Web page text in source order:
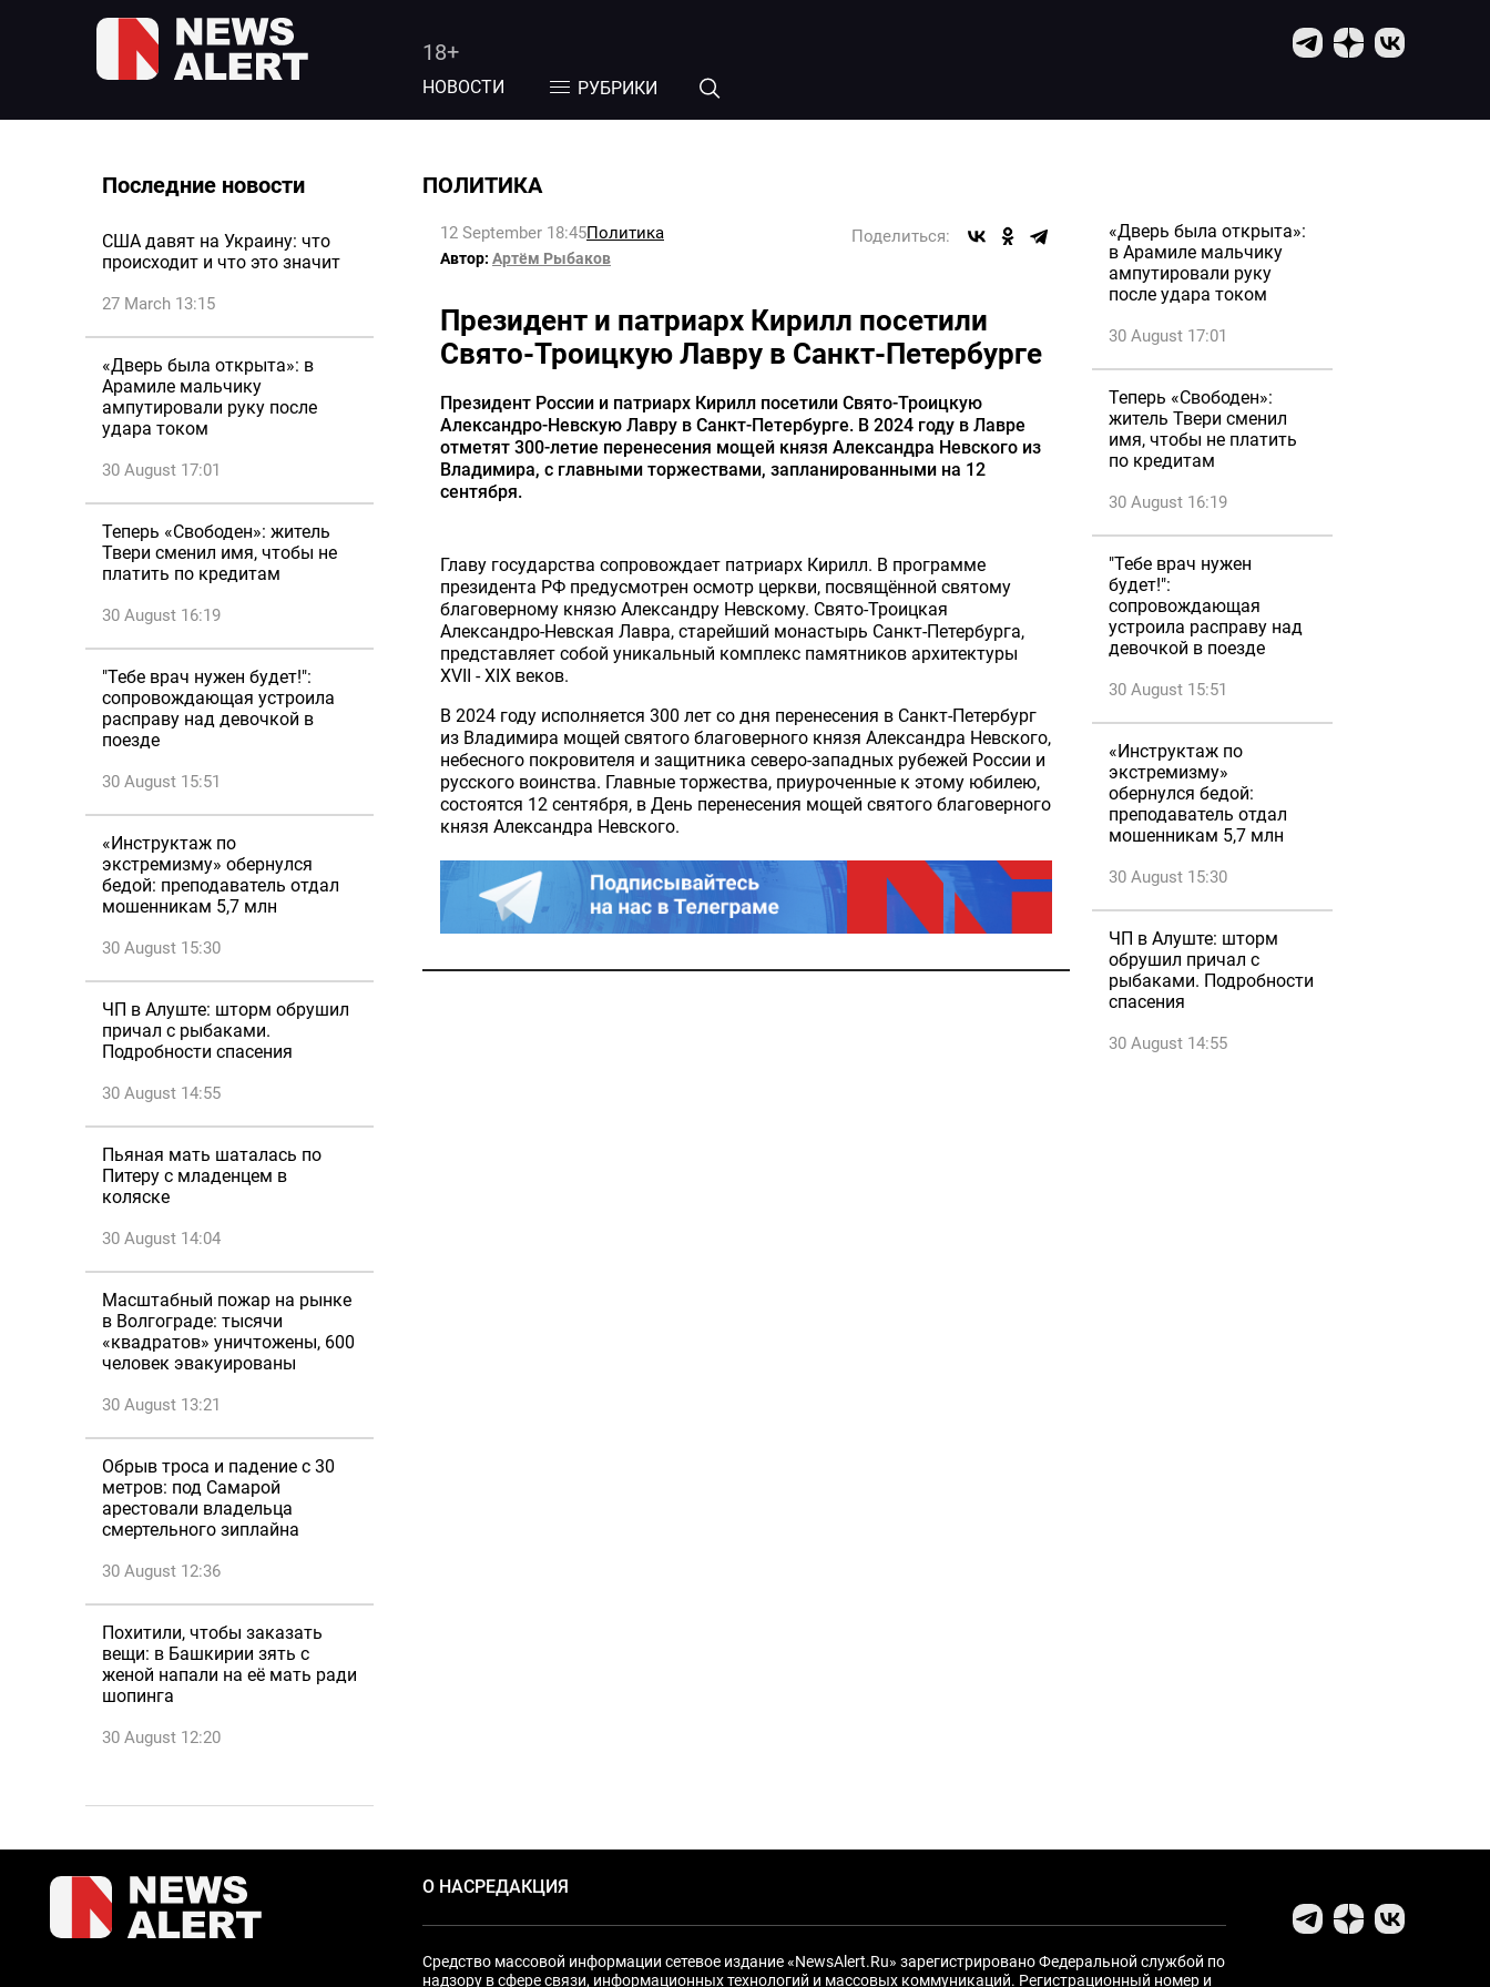
18+
НОВОСТИ РУБРИКИ
Последние новости
США давят на Украину: что
происходит и что это значит
27 March 13:15
«Дверь была открыта»: в
Арамиле мальчику
ампутировали руку после
удара током
30 August 17:01
Теперь «Свободен»: житель
Твери сменил имя, чтобы не
платить по кредитам
30 August 16:19
"Тебе врач нужен будет!":
сопровождающая устроила
расправу над девочкой в
поезде
30 August 15:51
«Инструктаж по
экстремизму» обернулся
бедой: преподаватель отдал
мошенникам 5,7 млн
30 August 15:30
ЧП в Алуште: шторм обрушил
причал с рыбаками.
Подробности спасения
30 August 14:55
Пьяная мать шаталась по
Питеру с младенцем в
коляске
30 August 14:04
Масштабный пожар на рынке
в Волгограде: тысячи
«квадратов» уничтожены, 600
человек эвакуированы
30 August 13:21
Обрыв троса и падение с 30
метров: под Самарой
арестовали владельца
смертельного зиплайна
30 August 12:36
Похитили, чтобы заказать
вещи: в Башкирии зять с
женой напали на её мать ради
шопинга
30 August 12:20
ПОЛИТИКА
12 September 18:45Политика Поделиться:
Автор: Артём Рыбаков
Президент и патриарх Кирилл посетили
Свято-Троицкую Лавру в Санкт-Петербурге
Президент России и патриарх Кирилл посетили Свято-Троицкую
Александро-Невскую Лавру в Санкт-Петербурге. В 2024 году в Лавре
отметят 300-летие перенесения мощей князя Александра Невского из
Владимира, с главными торжествами, запланированными на 12
сентября.
Главу государства сопровождает патриарх Кирилл. В программе
президента РФ предусмотрен осмотр церкви, посвящённой святому
благоверному князю Александру Невскому. Свято-Троицкая
Александро-Невская Лавра, старейший монастырь Санкт-Петербурга,
представляет собой уникальный комплекс памятников архитектуры
XVII - XIX веков.
В 2024 году исполняется 300 лет со дня перенесения в Санкт-Петербург
из Владимира мощей святого благоверного князя Александра Невского,
небесного покровителя и защитника северо-западных рубежей России и
русского воинства. Главные торжества, приуроченные к этому юбилею,
состоятся 12 сентября, в День перенесения мощей святого благоверного
князя Александра Невского.
«Дверь была открыта»:
в Арамиле мальчику
ампутировали руку
после удара током
30 August 17:01
Теперь «Свободен»:
житель Твери сменил
имя, чтобы не платить
по кредитам
30 August 16:19
"Тебе врач нужен
будет!":
сопровождающая
устроила расправу над
девочкой в поезде
30 August 15:51
«Инструктаж по
экстремизму»
обернулся бедой:
преподаватель отдал
мошенникам 5,7 млн
30 August 15:30
ЧП в Алуште: шторм
обрушил причал с
рыбаками. Подробности
спасения
30 August 14:55
О НАСРЕДАКЦИЯ
Средство массовой информации сетевое издание «NewsAlert.Ru» зарегистрировано Федеральной службой по
надзору в сфере связи, информационных технологий и массовых коммуникаций. Регистрационный номер и